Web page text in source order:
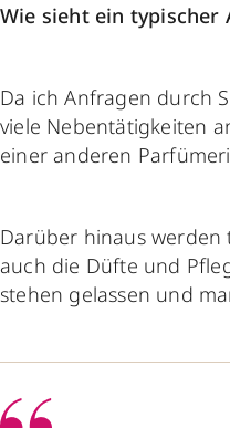
Wie sieht ein typischer
Da ich Anfragen durch
viele Nebentätigkeiten
einer anderen
Darüber hinaus werden
auch die Düfte und
stehen gelassen und